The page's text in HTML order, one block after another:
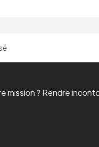
mission ? Rendre